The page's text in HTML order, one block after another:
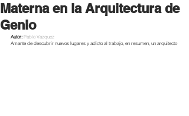
Materna en la Arquitectura de
Genio
Autor: Pablo Vazquez
Amante de descubrir nuevos lugares y adicto al trabajo, en resumen, un arquitecto